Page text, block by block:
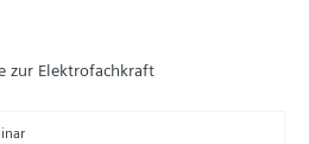
zur Elektrofachkraft